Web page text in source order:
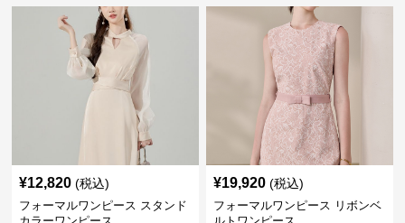
¥12,820 (税込)
フォーマルワンピース スタンド
¥19,920 (税込)
フォーマルワンピース リボンベ